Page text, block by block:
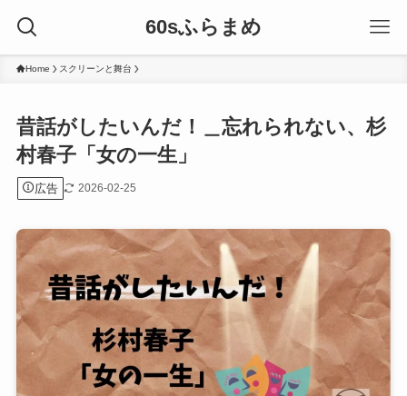
60sふらまめ
Home スクリーンと舞台
昔話がしたいんだ！＿忘れられない、杉
村春子「女の一生」
広告 2026-02-25